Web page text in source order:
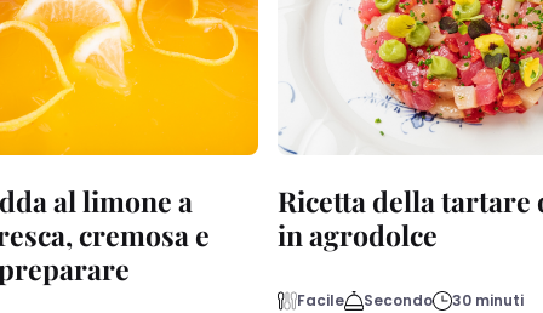
al limone a
cremosa e
Ricetta della tartare
in agrodolce
Facile Secondo 30 minuti